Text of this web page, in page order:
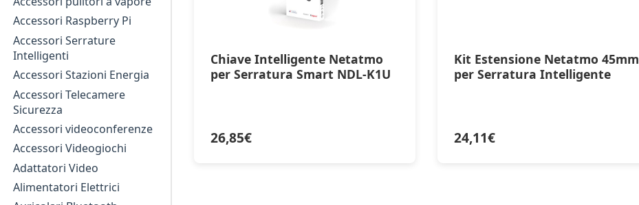
Accessori Raspberry Pi
Accessori Serrature
Intelligenti
Accessori Stazioni Energia
Accessori Telecamere
Sicurezza
Accessori videoconferenze
Accessori Videogiochi
Adattatori Video
Alimentatori Elettrici
Chiave Intelligente Netatmo
per Serratura Smart NDL-K1U
26,85€
Kit Estensione Netatmo 45mm
per Serratura Intelligente
24,11€